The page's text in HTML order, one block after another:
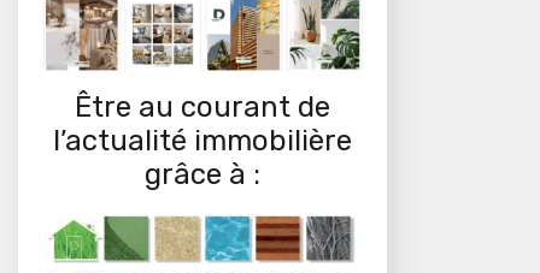
Être au courant de
l’actualité immobilière
grâce à :